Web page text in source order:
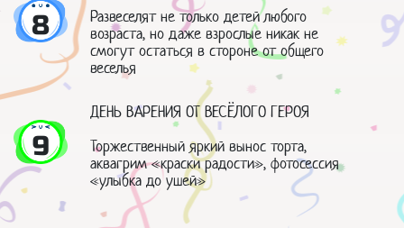
8
Развеселят не только детей любого
возраста, но даже взрослые никак не
смогут остаться в стороне от общего
веселья
9
ДЕНЬ ВАРЕНИЯ ОТ ВЕСЁЛОГО ГЕРОЯ
Торжественный яркий вынос торта,
аквагрим «краски радости», фотосессия
«улыбка до ушей»